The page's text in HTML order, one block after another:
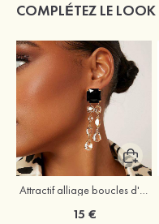
COMPLÉTEZ LE LOOK
Attractif alliage boucles d'oreilles
15 €